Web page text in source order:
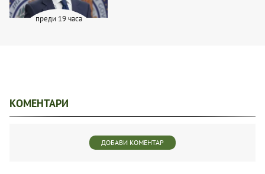
преди 19 часа
КОМЕНТАРИ
ДОБАВИ КОМЕНТАР